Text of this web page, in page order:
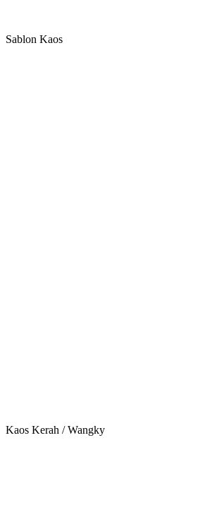
Sablon Kaos
Kaos Kerah / Wangky